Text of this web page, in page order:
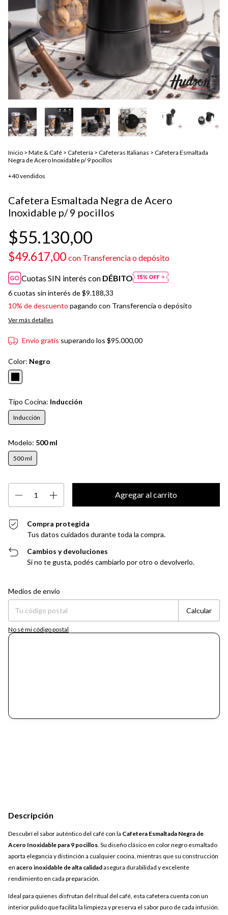
Inicio > Mate & Café > Cafetería > Cafeteras Italianas > Cafetera Esmaltada
Negra de Acero Inoxidable p/ 9 pocillos
+40 vendidos
Cafetera Esmaltada Negra de Acero
Inoxidable p/ 9 pocillos
$55.130,00
$49.617,00 con Transferencia o depósito
Cuotas SIN interés con DÉBITO
6cuotas sin interés de$9.188,33
10% de descuento pagando con Transferencia o depósito
Ver más detalles
Envío gratis superando los $95.000,00
Color: Negro
Tipo Cocina: Inducción
Inducción
Modelo: 500 ml
500 ml
Compra protegida
Tus datos cuidados durante toda la compra.
Cambios y devoluciones
Si no te gusta, podés cambiarlo por otro o devolverlo.
Entregas para el CP:
Medios de envío
Calcular
No sé mi código postal
Descripción
Descubrí el sabor auténtico del café con la Cafetera Esmaltada Negra de
Acero Inoxidable para 9 pocillos. Su diseño clásico en color negro esmaltado
aporta elegancia y distinción a cualquier cocina, mientras que su construcción
en acero inoxidable de alta calidadasegura durabilidad y excelente
rendimiento en cada preparación.
Ideal para quienes disfrutan del ritual del café, esta cafetera cuenta con un
interior pulido que facilita la limpieza y preserva el sabor puro de cada infusión.